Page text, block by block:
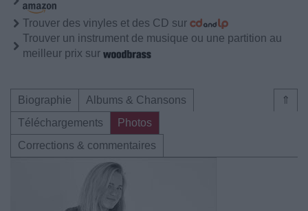
Trouver des vinyles et des CD sur
Trouver un instrument de musique ou une partition au
meilleur prix sur
⇑
Biographie
Albums & Chansons
Téléchargements
Photos
Corrections & commentaires